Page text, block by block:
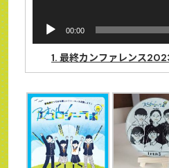
00:00
1. 最終カンファレンス